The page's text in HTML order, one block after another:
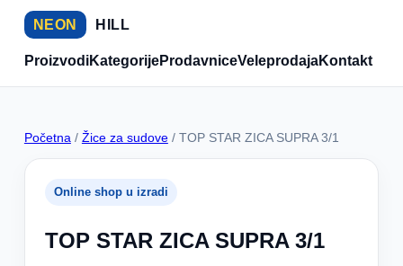
NEON HILL
ProizvodiKategorijeProdavniceVeleprodajaKontakt
Početna / Žice za sudove/ TOP STAR ZICA SUPRA 3/1
Online shop u izradi
TOP STAR ZICA SUPRA 3/1